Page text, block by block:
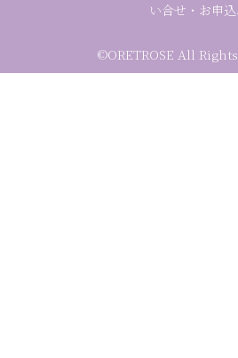
い合せ・お申
©ORETROSE All